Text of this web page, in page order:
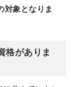
対象となりま
格がありま